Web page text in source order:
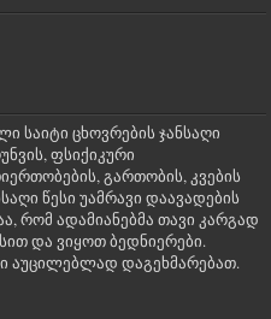
საიტი ცხოვრების ჯანსაღი
ფსიქიკური
გართობის, კვების
წესი უამრავი დაავადების
რომ ადამიანებმა თავი კარგად
და ვიყოთ ბედნიერები.
აუცილებლად დაგეხმარებათ.